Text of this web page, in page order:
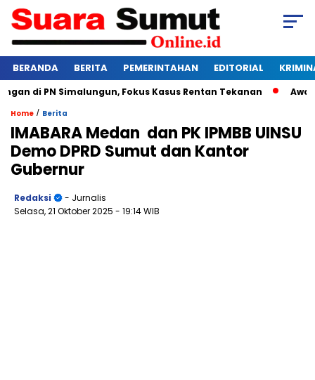
BERANDA BERITA PEMERINTAHAN EDITORIAL
PN Simalungun, Fokus Kasus Rentan Tekanan Awas
Home / Berita
IMABARA Medan dan PK IPMBB UINSU
Demo DPRD Sumut dan Kantor
Gubernur
Redaksi
- Jurnalis
Selasa, 21 Oktober 2025 - 19:14 WIB